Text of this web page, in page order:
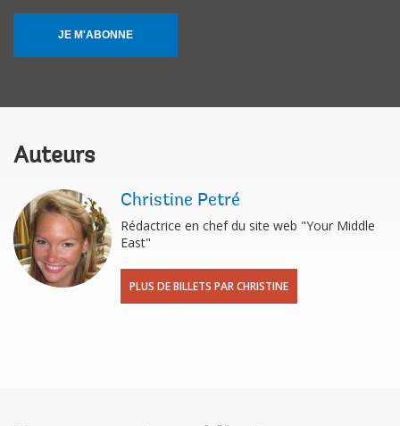
JE M'ABONNE
Auteurs
Christine Petré
Rédactrice en chef du site web "Your Middle
East"
PLUS DE BILLETS PAR CHRISTINE